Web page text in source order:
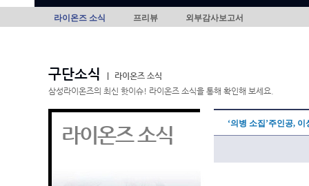
라이온즈 소식 프리뷰 외부감사보고서
구단소식
라이온즈 소식
삼성라이온즈의 최신 핫이슈! 라이온즈 소식을 통해 확인해 보세요.
라이온즈 소식 ‘의병 소집’주인공,